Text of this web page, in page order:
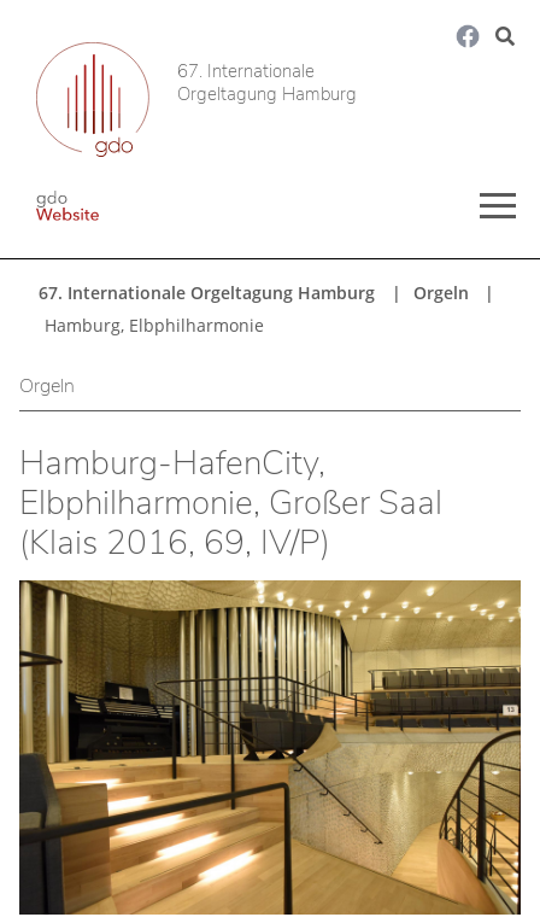
67. Internationale
Orgeltagung Hamburg
67. Internationale Orgeltagung Hamburg
Orgeln
Hamburg, Elbphilharmonie
Orgeln
Hamburg-HafenCity,
Elbphilharmonie, Großer Saal
(Klais 2016, 69, IV/P)